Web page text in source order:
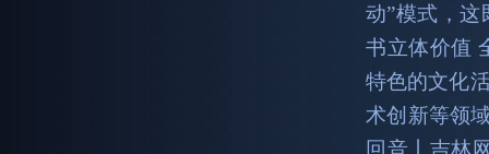
动”模式，
书立体价值
特色的文化
术创新等领
回音丨吉林